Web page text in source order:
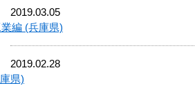
2019.03.05
編 (兵庫県)
2019.02.28
県)